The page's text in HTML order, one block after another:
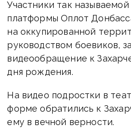
Участники так
платформы Оплот
на оккупированной
руководством боевиков,
видеообращение к
дня рождения.
На видео подростки в
форме обратились к
ему в вечной верности.